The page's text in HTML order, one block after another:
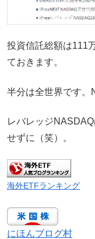
投資信託総額は111
ておきます。
半分は全世界です。
レバレッジ
せずに（笑）。
海外ETFランキング
にほんブログ村